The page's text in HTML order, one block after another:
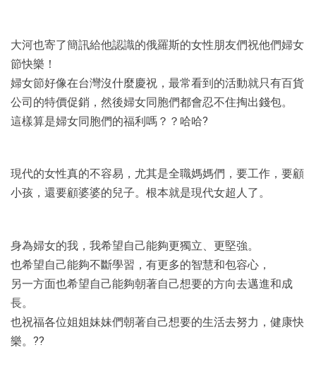
大河也寄了簡訊給他認識的俄羅斯的女性朋友們祝他們婦女
節快樂！
婦女節好像在台灣沒什麼慶祝，最常看到的活動就只有百貨
公司的特價促銷，然後婦女同胞們都會忍不住掏出錢包。
這樣算是婦女同胞們的福利嗎？？哈哈?
現代的女性真的不容易，尤其是全職媽媽們，要工作，要顧
小孩，還要顧婆婆的兒子。根本就是現代女超人了。
身為婦女的我，我希望自己能夠更獨立、更堅強。
也希望自己能夠不斷學習，有更多的智慧和包容心，
另一方面也希望自己能夠朝著自己想要的方向去邁進和成
長。
也祝福各位姐姐妹妹們朝著自己想要的生活去努力，健康快
樂。??